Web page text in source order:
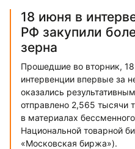
18 июня в
РФ закупили
зерна
Прошедшие во вторник,
интервенции впервые за
оказались
отправлено 2,565 тысячи
в материалах
Национальной товарной
«Московская биржа»).